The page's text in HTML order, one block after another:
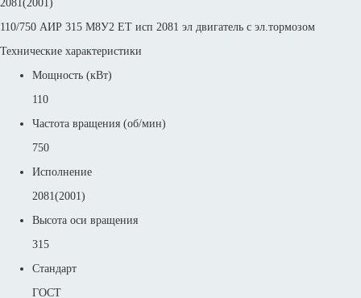
2081(2001)
110/750 АИР 315 М8У2 ET исп 2081 эл двигатель с эл.тормозом
Технические характеристики
Мощность (кВт)
110
Частота вращения (об/мин)
750
Исполнение
2081(2001)
Высота оси вращения
315
Стандарт
ГОСТ